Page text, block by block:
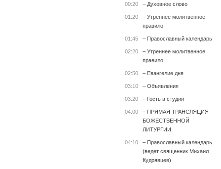
00:20 – Духовное слово
01:20
– Утреннее молитвенное
правило
01:45 – Православный календарь
02:20
– Утреннее молитвенное
правило
02:50 – Евангелие дня
03:10 – Объявления
03:20 – Гость в студии
04:00
– ПРЯМАЯ ТРАНСЛЯЦИЯ
БОЖЕСТВЕННОЙ
ЛИТУРГИИ
04:10
– Православный календарь
(ведет священник Михаил
Кудрявцев)